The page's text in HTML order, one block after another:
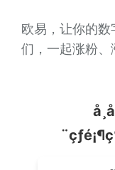
欧易，让你的
们，一起涨粉